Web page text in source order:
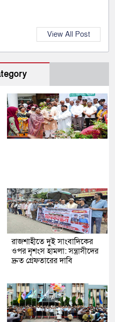
View All Post
রাজশাহীতে দুই সাংবাদিকের
ওপর নৃশংস হামলা: সন্ত্রাসীদের
দ্রুত গ্রেফতারের দাবি